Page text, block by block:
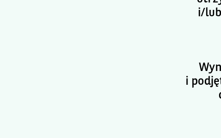
i/
i